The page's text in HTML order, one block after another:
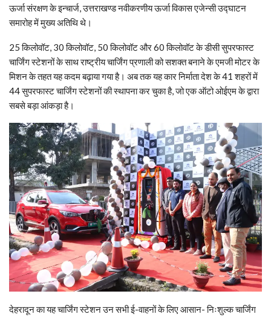
ऊर्जा संरक्षण के इन्चार्ज, उत्तराखण्ड नवीकरणीय ऊर्जा विकास एजेन्सी उद्घाटन
समारोह में मुख्य अतिथि थे।
25 किलोवॉट, 30 किलोवॉट, 50 किलोवॉट और 60 किलोवॉट के डीसी सुपरफास्ट
चार्जिंग स्टेशनों के साथ राष्ट्रीय चार्जिंग प्रणाली को सशक्त बनाने के एमजी मोटर के
मिशन के तहत यह कदम बढ़ाया गया है। अब तक यह कार निर्माता देश के 41 शहरों में
44 सुपरफास्ट चार्जिंग स्टेशनों की स्थापना कर चुका है, जो एक ऑटो ओईएम के द्वारा
सबसे बड़ा आंकड़ा है।
देहरादून का यह चार्जिंग स्टेशन उन सभी ई-वाहनों के लिए आसान- निःशुल्क चार्जिंग